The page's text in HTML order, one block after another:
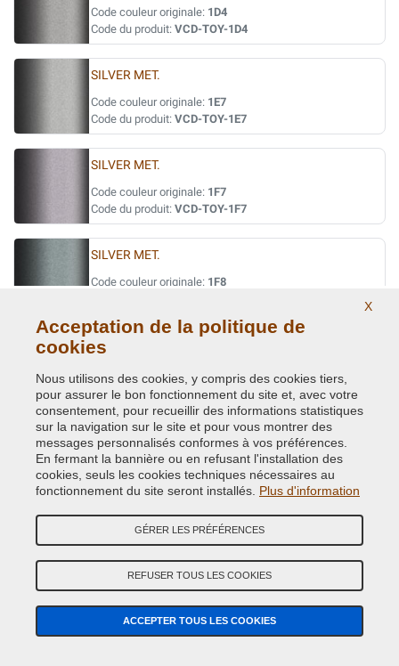
Code couleur originale: 1D4
Code du produit: VCD-TOY-1D4
SILVER MET.
Code couleur originale: 1E7
Code du produit: VCD-TOY-1E7
SILVER MET.
Code couleur originale: 1F7
Code du produit: VCD-TOY-1F7
SILVER MET.
Code couleur originale: 1F8
SILVER MET. / TARO ( = TOY-147 )
Code couleur originale:
Code du produit: VCD-TOY-8T7
SILVER/SHIMMERING SILVER MET.
Code couleur originale:1L0
Code du produit:VCD-TOY-1L0
STEALTH MET.
Code du produit: VCD-TOY-41W
STRONG BLUE MET.
X
Acceptation de la politique de
cookies
Nous utilisons des cookies, y compris des cookies tiers,
pour assurer le bon fonctionnement du site et, avec votre
consentement, pour recueillir des informations statistiques
sur la navigation sur le site et pour vous montrer des
messages personnalisés conformes à vos préférences.
En fermant la bannière ou en refusant l'installation des
cookies, seuls les cookies techniques nécessaires au
fonctionnement du site seront installés. Plus d'information
GÉRER LES PRÉFÉRENCES
REFUSER TOUS LES COOKIES
ACCEPTER TOUS LES COOKIES